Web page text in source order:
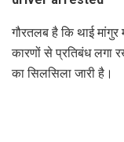
गौरतलब है कि थाई
कारणों से प्रतिबंध लगा
का सिलसिला जारी है।